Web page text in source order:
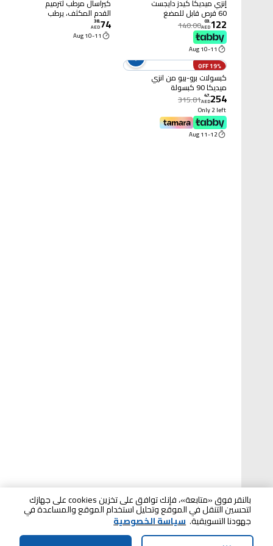
بالنقر فوق «متابعة»، فإنك توافق على تخزين cookies على جهازك
لتحسين التنقل في الموقع وتحليل استخدام الموقع والمساعدة في
جهودنا التسويقية. سياسة الخصوصية
إنزي ميديكا كيدز دايجست
60 قرص قابل للمضغ
122
.
03
AED
140.00
10-11 Aug
كيراسال مرطب لترميم
القدم المكثف، يرطب
بعمق، نتائج مرئية في يوم
واحد فقط
74
.
38
AED
10-11 Aug
19% OFF
كبسولات برو-بيو من انزي
ميديكا 90 كبسولة
254
.
47
AED
315.81
Only 2 left
11-12 Aug